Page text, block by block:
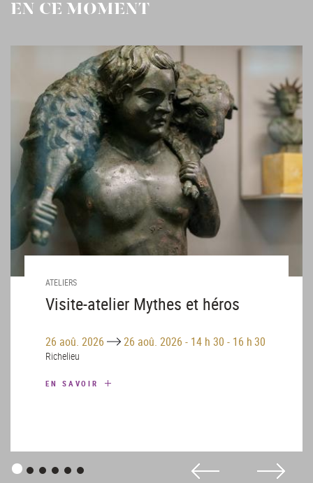
EN CE MOMENT
ATELIERS
Visite-atelier Mythes et héros
26 aoû. 2026 Until26 aoû. 2026 - 14 h 30 - 16 h 30
Richelieu
EN SAVOIR
Panneau
Panneau
Panneau
Panneau
Panneau
Panneau